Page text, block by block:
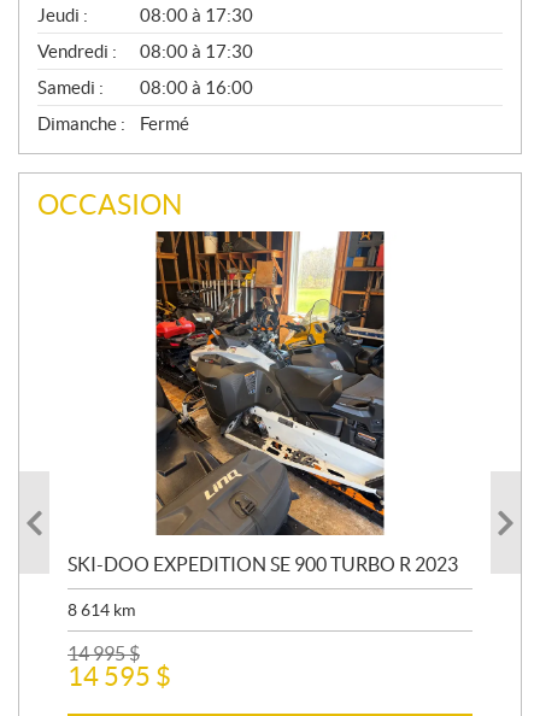
LJeudi :
08:00 à 17:30
Vendredi :
08:00 à 17:30
Samedi :
08:00 à 16:00
Dimanche :
Fermé
OCCASION
SKI-DOO EXPEDITION SE 900 TURBO R 2023
8 614 km
14 995$
14 595 $